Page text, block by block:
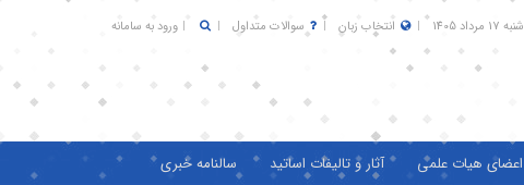
شنبه 17 مرداد 1405 انتخاب زبان سوالات متداول ورود به سامانه
اعضای هیات علمی آثار و تالیفات اساتید
سالنامه خبری